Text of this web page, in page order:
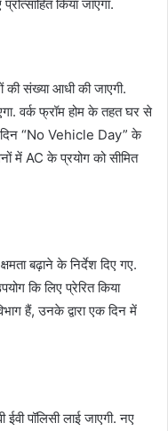
किया जाएगा.
की संख्या आधी की जाएगी.
वर्क फ्रॉम होम के तहत घर से
दिन “No Vehicle Day” के
में AC के प्रयोग को सीमित
बढ़ाने के निर्देश दिए गए.
कि लिए प्रेरित किया
हैं, उनके द्वारा एक दिन में
पॉलिसी लाई जाएगी. नए